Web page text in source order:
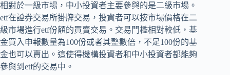
相對於一級市場，中小投資者主要參與的是二級市場。
etf在證券交易所掛牌交易，投資者可以按市場價格在二
級市場進行etf份額的買賣交易。交易門檻相對較低，基
金買入申報數量為100份或者其整數倍，不足100份的基
金也可以賣出。這使得機構投資者和中小投資者都能夠
參與到etf的交易中。